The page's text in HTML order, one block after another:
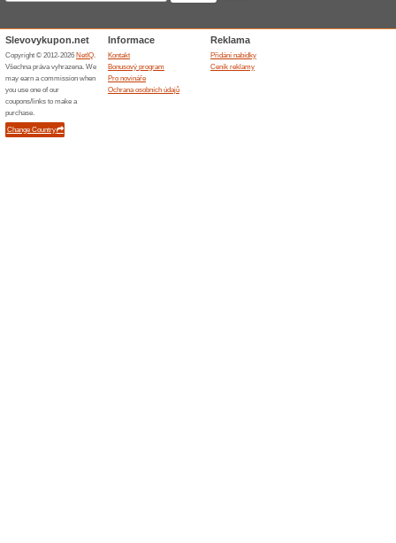
této nabídky stačí při
pole v nákupním košíku.
celkové hodnoty
výhodně nakoupit vybrané